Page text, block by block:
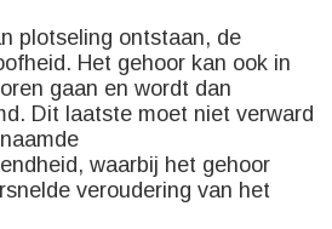
plotseling ontstaan, de
Het gehoor kan ook in
gaan en wordt dan
Dit laatste moet niet verward
waarbij het gehoor
veroudering van het